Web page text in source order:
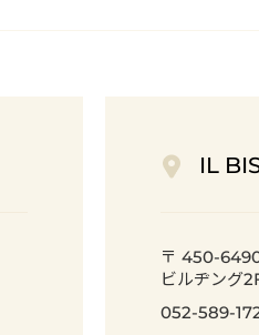
IL
〒 450-
ビルヂング
052-589-